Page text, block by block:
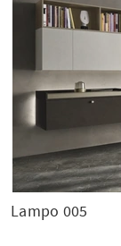
Lampo 005